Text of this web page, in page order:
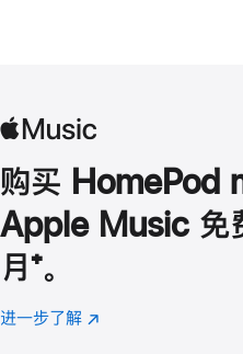
购买 HomePod
Apple Music 免
月 脚
注
⁺。
进一步了解 Apple
(在